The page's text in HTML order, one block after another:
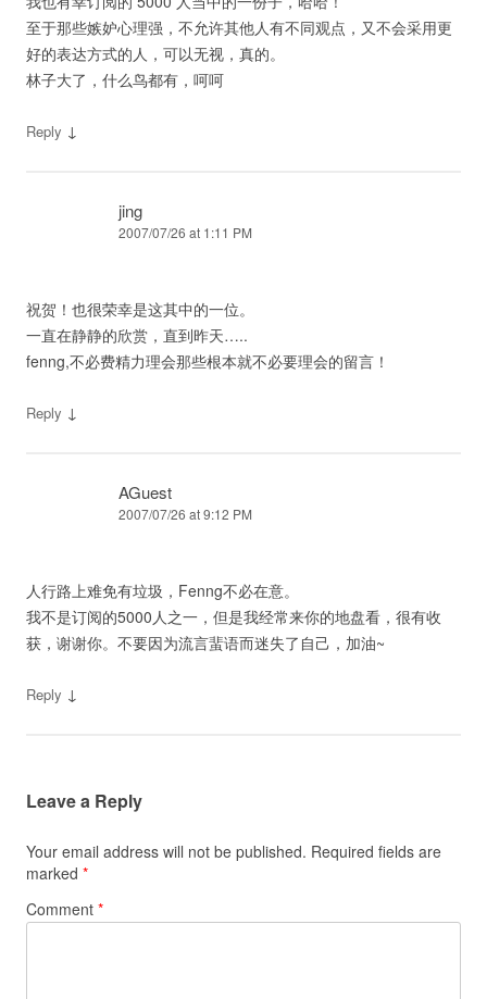
至于那些嫉妒心理强，不允许其他人有不同观点，又不会采用更
好的表达方式的人，可以无视，真的。
林子大了，什么鸟都有，呵呵
Reply ↓
jing
2007/07/26 at 1:11 PM
祝贺！也很荣幸是这其中的一位。
一直在静静的欣赏，直到昨天…..
fenng,不必费精力理会那些根本就不必要理会的留言！
Reply ↓
AGuest
2007/07/26 at 9:12 PM
人行路上难免有垃圾，Fenng不必在意。
我不是订阅的5000人之一，但是我经常来你的地盘看，很有收
获，谢谢你。不要因为流言蜚语而迷失了自己，加油~
Reply ↓
Leave a Reply
Your email address will not be published. Required fields are
marked *
Comment *